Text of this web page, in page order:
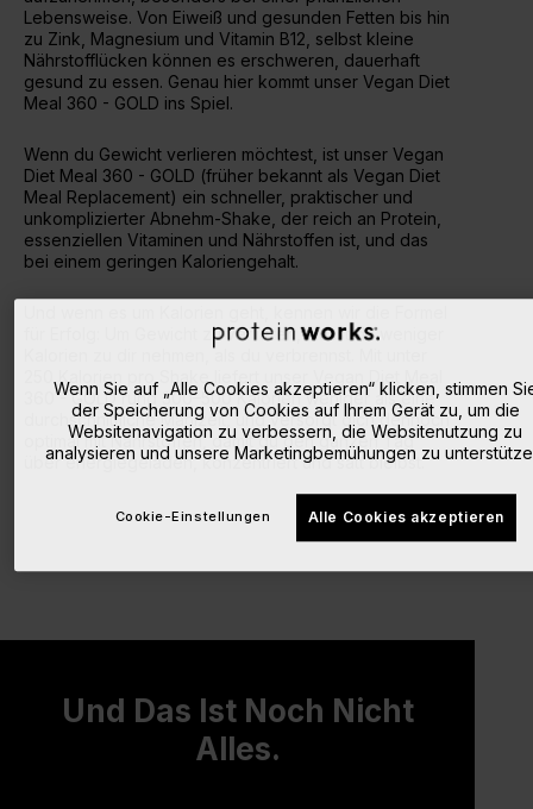
Lebensweise. Von Eiweiß und gesunden Fetten bis hin
zu Zink, Magnesium und Vitamin B12, selbst kleine
Nährstofflücken können es erschweren, dauerhaft
gesund zu essen. Genau hier kommt unser Vegan Diet
Meal 360 - GOLD ins Spiel.
Wenn du Gewicht verlieren möchtest, ist unser Vegan
Diet Meal 360 - GOLD (früher bekannt als Vegan Diet
Meal Replacement) ein schneller, praktischer und
unkomplizierter Abnehm-Shake, der reich an Protein,
essenziellen Vitaminen und Nährstoffen ist, und das
bei einem geringen Kaloriengehalt.
für Erfolg: Um Gewicht zu verlieren, musst du weniger
Kalorien zu dir nehmen, als du verbrennst. Mit unter
360 - GOLD rund 300–500 Kalorien weniger als eine
durchschnittliche Mahlzeit, und versorgt dich dennoch
optimal mit Nährstoffen, damit du den ganzen Tag
über energiegeladen, konzentriert und satt bleibst.
Und Das Ist Noch Nicht
Alles.
Wenn Sie auf „Alle Cookies akzeptieren“ klicken, stimmen
der Speicherung von Cookies auf Ihrem Gerät zu, um die
Websitenavigation zu verbessern, die Websitenutzung zu
analysieren und unsere Marketingbemühungen zu
Alle Cookies akzeptieren
Cookie-Einstellungen